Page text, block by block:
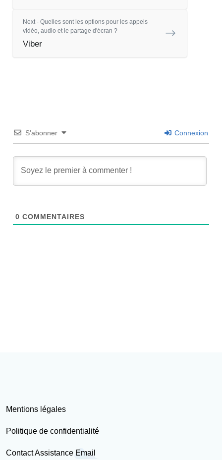
Next - Quelles sont les options pour les appels
vidéo, audio et le partage d'écran ?
Viber
S’abonner Connexion
0 COMMENTAIRES
Mentions légales
Politique de confidentialité
Contact Assistance Email